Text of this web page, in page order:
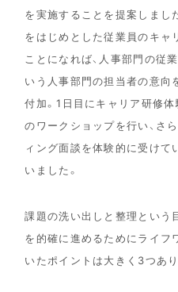
を実施することを提案しまし
をはじめとした従業員のキャ
ことになれば、人事部門の従
いう人事部門の担当者の意向
付加。1日目にキャリア研修
のワークショップを行い、さ
ィング面談を体験的に受け
いました。
課題の洗い出しと整理という
を的確に進めるためにライフ
いたポイントは大きく3つあり